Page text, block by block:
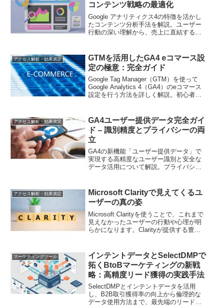
コンテンツ戦略の最適化
Google アナリティクス4の特徴を活かし
たコンテンツ分析手法を解説。ユーザー
行動の深い理解から、売上に直結するコ
アクセス解析・効果測定
GTMを活用したGA4 eコマース設
定の極意：完全ガイド
Google Tag Manager（GTM）を使って
Google Analytics 4（GA4）のeコマース
設定を行う方法を詳しく解説。初心者か
をお届けします
アクセス解析・効果測定
GA4ユーザー提供データ完全ガイ
ド – 識別精度とプライバシーの両
立
GA4の新機能「ユーザー提供データ」で
実現する高精度なユーザー識別と安全な
データ活用について解説。プライバシー
アクセス解析・効果測定
Microsoft Clarityで見えてくるユ
ーザーの真の姿
Microsoft Clarityを使うことで、これまで
見えなかったユーザーの行動や心理が明
らかになります。Clarityが提供する豊富
マーケティングツール
インテントデータとSelectDMPで
拓くBtoBマーケティングの新戦
略：高精度リード獲得の実践手法
SelectDMPとインテントデータを活用
し、B2B取引獲得率の向上から倫理的な
データ使用方法まで、最先端のリード生